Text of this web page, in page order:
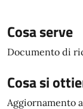
Cosa serve
Documento di
Cosa si
Aggiornamento